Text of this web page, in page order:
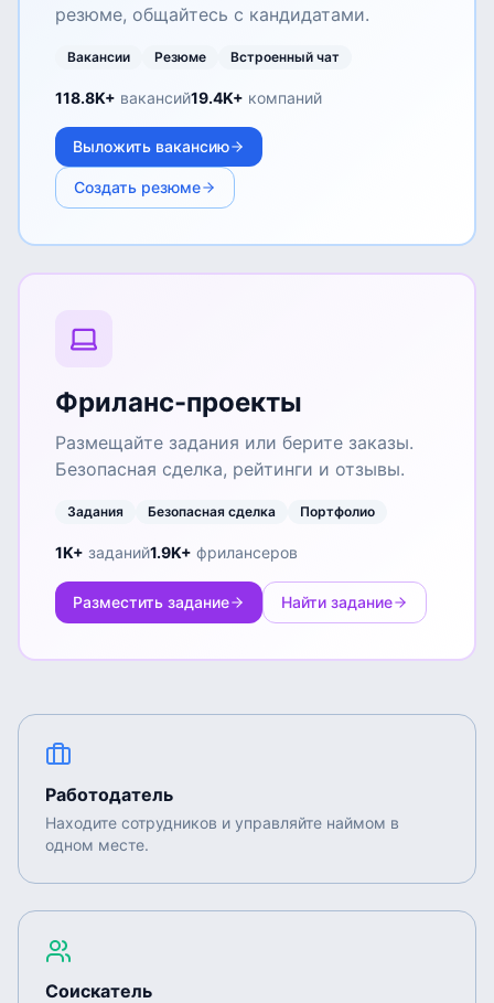
резюме, общайтесь с кандидатами.
Вакансии Резюме Встроенный чат
118.8K+ вакансий19.4K+ компаний
Выложить вакансию
Создать резюме
Фриланс-проекты
Размещайте задания или берите заказы.
Безопасная сделка, рейтинги и отзывы.
Задания Безопасная сделка Портфолио
1K+ заданий1.9K+ фрилансеров
Разместить задание Найти задание
Работодатель
Находите сотрудников и управляйте наймом в
одном месте.
Соискатель